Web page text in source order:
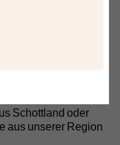
werden
Schottland oder
aus unserer Region